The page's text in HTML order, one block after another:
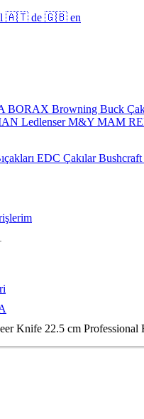
🇦🇹 de 🇬🇧 en
BORAX Browning Buck
LedlenserM&Y MAM
EDC ÇakılarBushcraft
Knife 22.5 cm Professional